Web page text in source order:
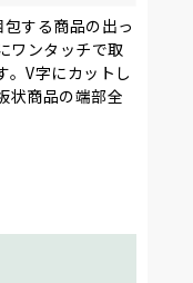
する商品の出っ
ワンタッチで取
。V字にカットし
状商品の端部全